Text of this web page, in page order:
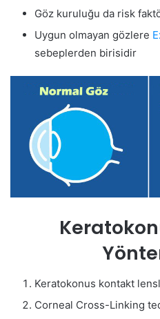
Göz kuruluğu da risk
Uygun olmayan gözlere
sebeplerden birisidir
Keratokonus kontakt
Corneal Cross-Linking